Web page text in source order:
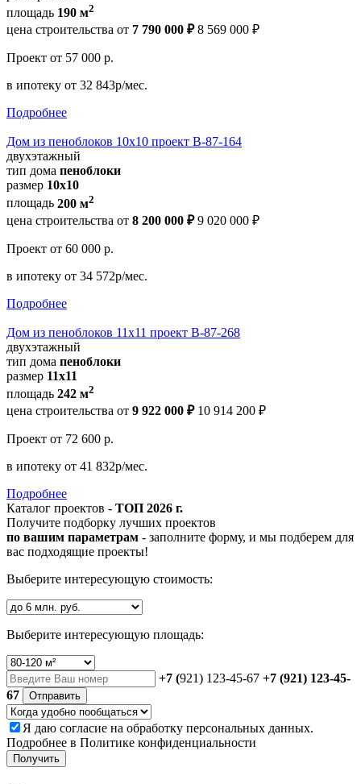
площадь 190 м2
цена строительства от 7 790 000 ₽ 8 569 000 ₽
Проект от 57 000 р.
в ипотеку от 32 843р/мес.
Подробнее
Дом из пеноблоков 10х10 проект В-87-164
двухэтажный
тип дома пеноблоки
размер 10x10
площадь 200 м2
цена строительства от 8 200 000 ₽ 9 020 000 ₽
Проект от 60 000 р.
в ипотеку от 34 572р/мес.
Подробнее
Дом из пеноблоков 11х11 проект В-87-268
двухэтажный
тип дома пеноблоки
размер 11x11
площадь 242 м2
цена строительства от 9 922 000 ₽ 10 914 200 ₽
Проект от 72 600 р.
в ипотеку от 41 832р/мес.
Подробнее
Каталог проектов - ТОП 2026 г.
Получите подборку лучших проектов
по вашим параметрам - заполните форму, и мы подберем для
вас подходящие проекты!
Выберите интересующую стоимость:
Выберите интересующую площадь:
+7 (921) 123-45-67 +7 (921) 123-45-
67
Отправить
Я даю согласие на обработку персональных данных.
Подробнее в Политике конфиденциальности
Получить